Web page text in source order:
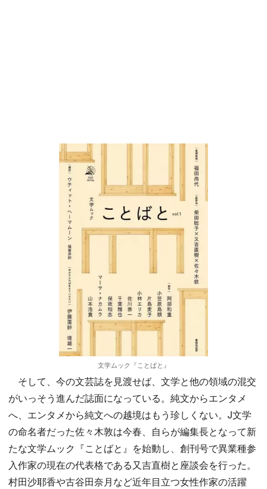
文学ムック『ことばと』
そして、今の文芸誌を見渡せば、文学と他の領域の混交
がいっそう進んだ誌面になっている。純文からエンタメ
へ、エンタメから純文への越境はもう珍しくない。J文学
の命名者だった佐々木敦は今春、自らが編集長となって新
たな文学ムック『ことばと』を始動し、創刊号で異業種参
入作家の現在の代表格である又吉直樹と座談会を行った。
村田沙耶香や古谷田奈月など近年目立つ女性作家の活躍